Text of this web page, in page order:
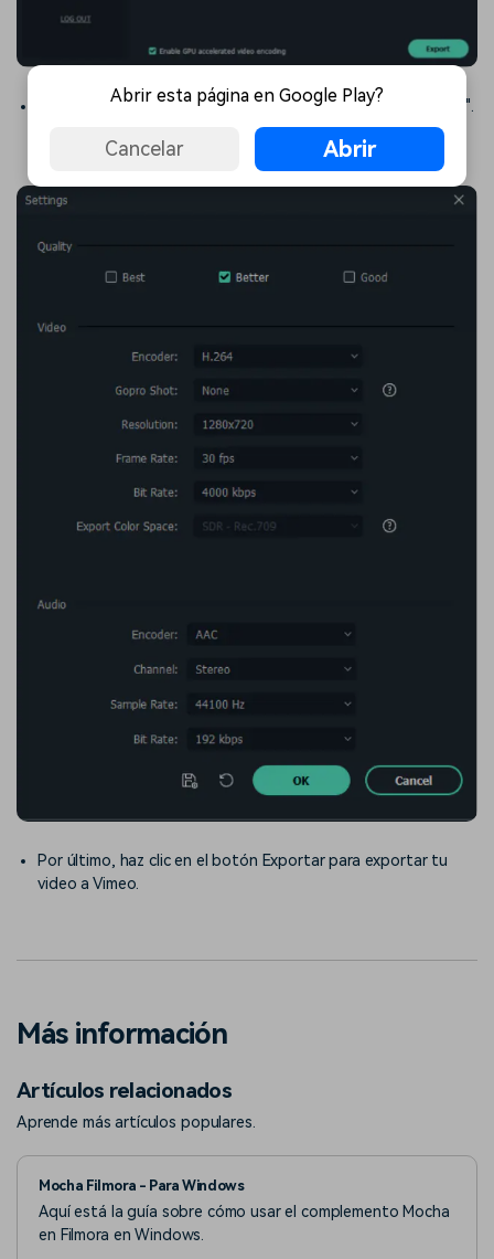
Si quieres hacer más ajustes, puedes hacer clic en "AJUSTES".
Cuando termines de ajustar, solamente tienes que hacer clic
Por último, haz clic en el botón Exportar para exportar tu
video a Vimeo.
Más información
Artículos relacionados
Aprende más artículos populares.
Mocha Filmora - Para Windows
Aquí está la guía sobre cómo usar el complemento Mocha
en Filmora en Windows.
Abrir esta página en Google Play?
Cancelar Abrir